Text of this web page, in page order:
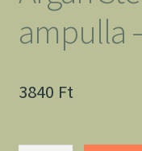
ampulla
3840 Ft